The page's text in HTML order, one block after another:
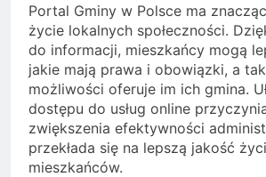
Portal Gminy w Polsce ma
życie lokalnych społeczności.
do informacji, mieszkańcy mogą
jakie mają prawa i obowiązki, a
możliwości oferuje im ich gmina.
dostępu do usług online
zwiększenia efektywności
przekłada się na lepszą jakość
mieszkańców.